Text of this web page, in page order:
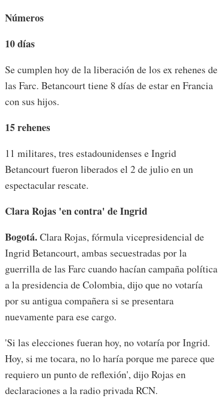
Números
10 días
Se cumplen hoy de la liberación de los ex rehenes de
las Farc. Betancourt tiene 8 días de estar en Francia
con sus hijos.
15 rehenes
11 militares, tres estadounidenses e Ingrid
Betancourt fueron liberados el 2 de julio en un
espectacular rescate.
Clara Rojas 'en contra' de Ingrid
Bogotá. Clara Rojas, fórmula vicepresidencial de
Ingrid Betancourt, ambas secuestradas por la
guerrilla de las Farc cuando hacían campaña política
a la presidencia de Colombia, dijo que no votaría
por su antigua compañera si se presentara
nuevamente para ese cargo.
'Si las elecciones fueran hoy, no votaría por Ingrid.
Hoy, si me tocara, no lo haría porque me parece que
requiero un punto de reflexión', dijo Rojas en
declaraciones a la radio privada RCN.